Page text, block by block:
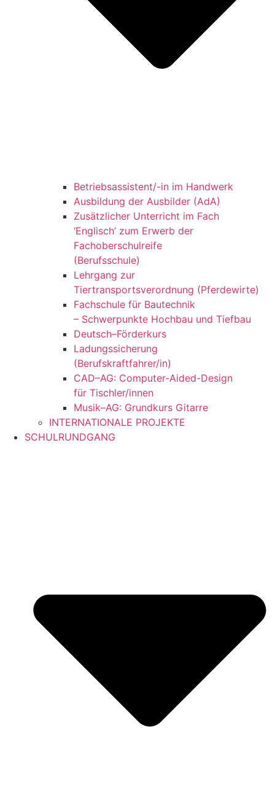
Betriebsassistent/-in im Handwerk
Ausbildung der Ausbilder (AdA)
Zusätzlicher Unterricht im Fach
‘Englisch’ zum Erwerb der
Fachoberschulreife
(Berufsschule)
Lehrgang zur
Tiertransportsverordnung (Pferdewirte)
Fachschule für Bautechnik
– Schwerpunkte Hochbau und Tiefbau
Deutsch–Förderkurs
Ladungssicherung
(Berufskraftfahrer/in)
CAD–AG: Computer-Aided-Design
für Tischler/innen
Musik–AG: Grundkurs Gitarre
INTERNATIONALE PROJEKTE
SCHULRUNDGANG